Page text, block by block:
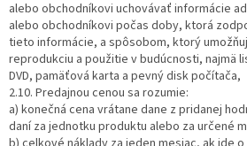
alebo obchodníkovi uchovávať informácie
alebo obchodníkovi počas doby, ktorá
tieto informácie, a spôsobom, ktorý
reprodukciu a použitie v budúcnosti, najmä
DVD, pamäťová karta a pevný disk počítača,
2.10. Predajnou cenou sa rozumie:
a) konečná cena vrátane dane z pridanej
daní za jednotku produktu alebo za určené